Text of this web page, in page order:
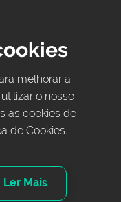
melhorar a
o nosso
as cookies de
de Cookies.
Ler Mais